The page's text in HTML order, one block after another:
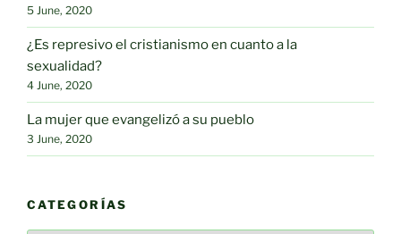
5 June, 2020
¿Es represivo el cristianismo en cuanto a la
sexualidad?
4 June, 2020
La mujer que evangelizó a su pueblo
3 June, 2020
CATEGORÍAS